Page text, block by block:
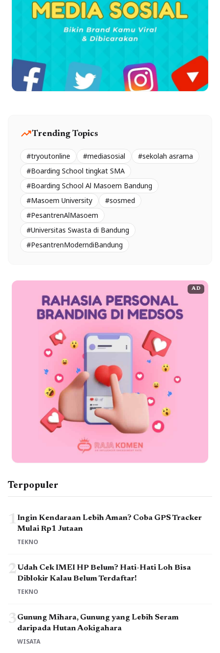
trending_upTrending Topics
#tryoutonline #mediasosial
#sekolah asrama
#Boarding School tingkat SMA
#Boarding School Al Masoem Bandung
#Masoem University
#sosmed
#PesantrenAlMasoem
#Universitas Swasta di Bandung
#PesantrenModerndiBandung
AD
Terpopuler
1Ingin Kendaraan Lebih Aman? Coba GPS Tracker
Mulai Rp1 Jutaan
TEKNO
2Udah Cek IMEI HP Belum? Hati-Hati Loh Bisa
Diblokir Kalau Belum Terdaftar!
TEKNO
3Gunung Mihara, Gunung yang Lebih Seram
daripada Hutan Aokigahara
WISATA